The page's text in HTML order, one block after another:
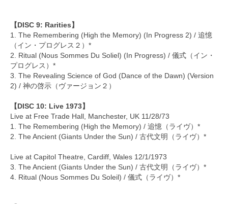
【DISC 9: Rarities】
1. The Remembering (High the Memory) (In Progress 2) / 追憶
（イン・プログレス２）*
2. Ritual (Nous Sommes Du Soliel) (In Progress) / 儀式（イン・
プログレス）*
3. The Revealing Science of God (Dance of the Dawn) (Version
2) / 神の啓示（ヴァージョン２）
【DISC 10: Live 1973】
Live at Free Trade Hall, Manchester, UK 11/28/73
1. The Remembering (High the Memory) / 追憶（ライヴ）*
2. The Ancient (Giants Under the Sun) / 古代文明（ライヴ）*
Live at Capitol Theatre, Cardiff, Wales 12/1/1973
3. The Ancient (Giants Under the Sun) / 古代文明（ライヴ）*
4. Ritual (Nous Sommes Du Soleil) / 儀式（ライヴ）*